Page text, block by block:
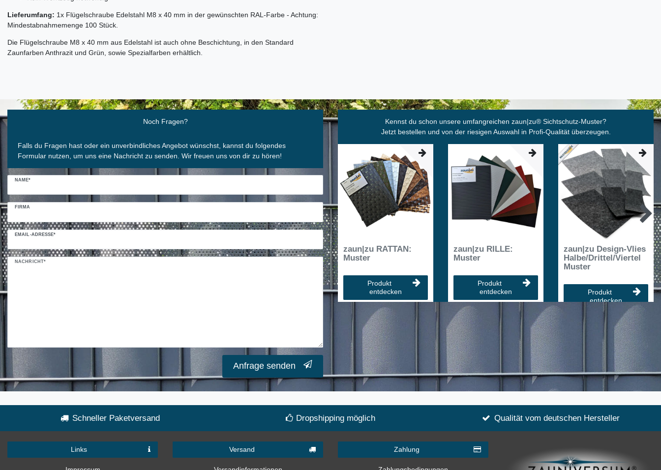
Lieferumfang: 1x Flügelschraube Edelstahl M8 x 40 mm in der gewünschten RAL-Farbe - Achtung:
Mindestabnahmemenge 100 Stück.
Die Flügelschraube M8 x 40 mm aus Edelstahl ist auch ohne Beschichtung, in den Standard
Zaunfarben Anthrazit und Grün, sowie Spezialfarben erhältlich.
Noch Fragen?
Falls du Fragen hast oder ein unverbindliches Angebot wünschst, kannst du folgendes
Formular nutzen, um uns eine Nachricht zu senden. Wir freuen uns von dir zu hören!
NAME*
FIRMA
EMAIL-ADRESSE*
NACHRICHT*
Ceres::Template.mailFormHoneypotLabel
Anfrage senden
Kennst du schon unsere umfangreichen zaun|zu® Sichtschutz-Muster?
Jetzt bestellen und von der riesigen Auswahl in Profi-Qualität überzeugen.
zaun|zu RATTAN:
Muster
Produkt
entdecken
zaun|zu RILLE:
Muster
Produkt
entdecken
zaun|zu Design-Vlies
Halbe/Drittel/Viertel
Muster
Produkt
entdecken
Schneller Paketversand Dropshipping möglich Qualität vom deutschen Hersteller
Links Versand Zahlung